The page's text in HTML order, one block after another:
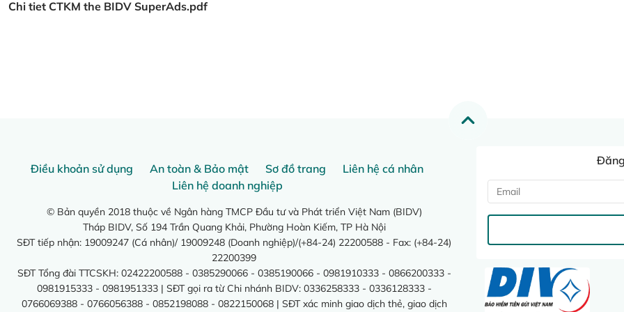
Chi tiet CTKM the BIDV SuperAds.pdf
Điều khoản sử dụng An toàn & Bảo mật Sơ đồ trang
Liên hệ cá nhân
Liên hệ doanh nghiệp
© Bản quyền 2018 thuộc về Ngân hàng TMCP Đầu tư và Phát triển Việt Nam (BIDV)
Tháp BIDV, Số 194 Trần Quang Khải, Phường Hoàn Kiếm, TP Hà Nội
SĐT tiếp nhận: 19009247 (Cá nhân)/ 19009248 (Doanh nghiệp)/(+84-24) 22200588 - Fax: (+84-24)
22200399
SĐT Tổng đài TTCSKH: 02422200588 - 0385290066 - 0385190066 - 0981910333 - 0866200333 -
0981915333 - 0981951333 | SĐT gọi ra từ Chi nhánh BIDV: 0336258333 - 0336128333 -
0766069388 - 0766056388 - 0852198088 - 0822150068 | SĐT xác minh giao dịch thẻ, giao dịch